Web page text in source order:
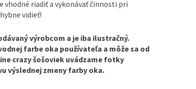
vhodné riadiť a vykonávať činnosti pri
vidieť!
výrobcom a je iba ilustračný.
farbe oka používateľa a môže sa od
crazy šošoviek uvádzame fotky
výslednej zmeny farby oka.